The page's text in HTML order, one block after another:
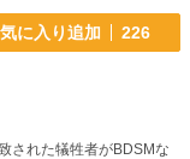
に入り追加 226
された犠牲者がBDSMな